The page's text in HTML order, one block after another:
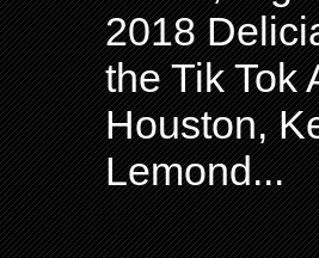
2018
the Tik Tok
Houston,
Lemond...